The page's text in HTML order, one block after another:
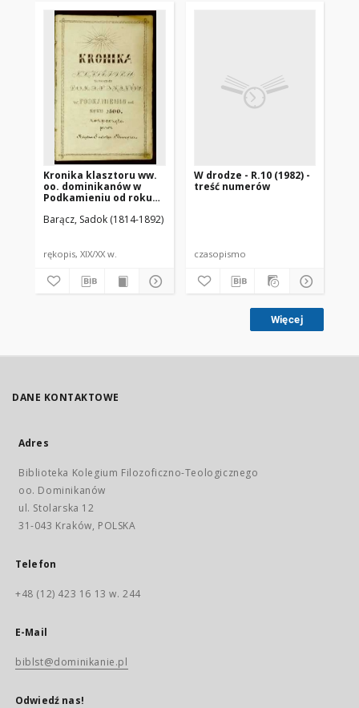
Kronika klasztoru ww.
oo. dominikanów w
Podkamieniu od roku
księdza Sadoka
Barącz, Sadok (1814-1892)
rękopis, XIX/XX w.
W drodze - R.10 (1982) -
treść numerów
czasopismo
Więcej
DANE KONTAKTOWE
Adres
Biblioteka Kolegium Filozoficzno-Teologicznego
oo. Dominikanów
ul. Stolarska 12
31-043 Kraków, POLSKA
Telefon
+48 (12) 423 16 13 w. 244
E-Mail
biblst@dominikanie.pl
Odwiedź nas!